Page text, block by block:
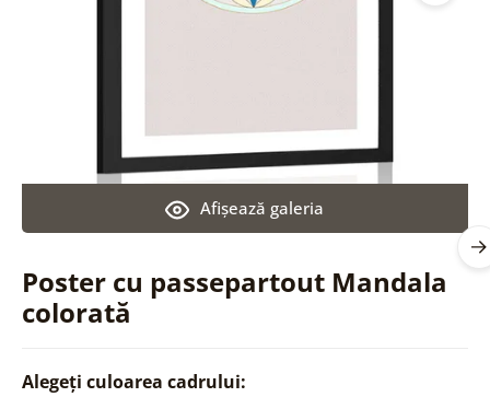
Poster cu passepartout Mandala
colorată
Afişează galeria
Alegeți culoarea cadrului: